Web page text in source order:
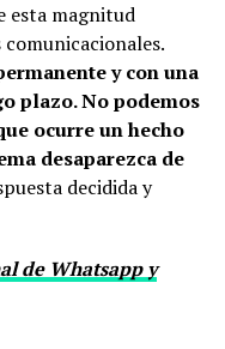
esta magnitud
y con una
plazo. No podemos
ocurre un hecho
desaparezca de
decidida y
de Whatsapp y